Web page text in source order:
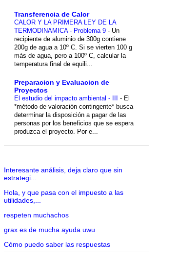
Transferencia de Calor
CALOR Y LA PRIMERA LEY DE LA
TERMODINAMICA - Problema 9 - Un
recipiente de aluminio de 300g contiene
200g de agua a 10º C. Si se vierten 100 g
más de agua, pero a 100º C, calcular la
temperatura final de equili...
Preparacion y Evaluacion de
Proyectos
El estudio del impacto ambiental - III - El
*método de valoración contingente* busca
determinar la disposición a pagar de las
personas por los beneficios que se espera
produzca el proyecto. Por e...
Interesante análisis, deja claro que sin
estrategi...
Hola, y que pasa con el impuesto a las
utilidades,...
respeten muchachos
grax es de mucha ayuda uwu
Cómo puedo saber las respuestas